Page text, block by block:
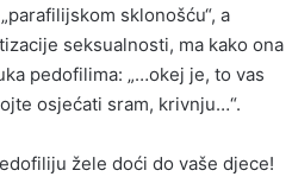
sklonošću“, a
seksualnosti, ma kako ona
pedofilima: „…okej je, to vas
osjećati sram, krivnju…“.
žele doći do vaše djece!